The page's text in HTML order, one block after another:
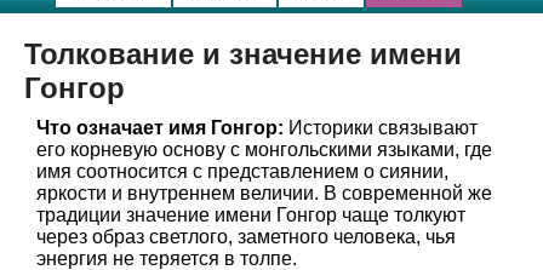
Толкование и значение имени
Гонгор
Что означает имя Гонгор: Историки связывают
его корневую основу с монгольскими языками, где
имя соотносится с представлением о сиянии,
яркости и внутреннем величии. В современной же
традиции значение имени Гонгор чаще толкуют
через образ светлого, заметного человека, чья
энергия не теряется в толпе.